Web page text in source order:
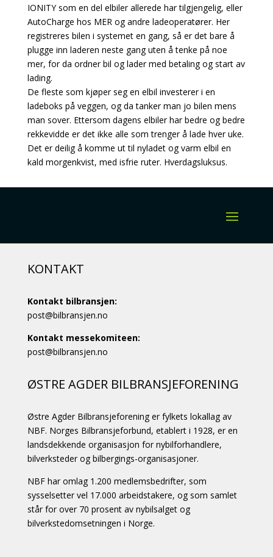
IONITY som en del elbiler allerede har tilgjengelig, eller
AutoCharge hos MER og andre ladeoperatører. Her
registreres bilen i systemet en gang, så er det bare å
plugge inn laderen neste gang uten å tenke på noe
mer, for da ordner bil og lader med betaling og start av
lading.
De fleste som kjøper seg en elbil investerer i en
ladeboks på veggen, og da tanker man jo bilen mens
man sover. Ettersom dagens elbiler har bedre og bedre
rekkevidde er det ikke alle som trenger å lade hver uke.
Det er deilig å komme ut til nyladet og varm elbil en
kald morgenkvist, med isfrie ruter. Hverdagsluksus.
KONTAKT
Kontakt bilbransjen:
post@bilbransjen.no
Kontakt messekomiteen:
post@bilbransjen.no
ØSTRE AGDER BILBRANSJEFORENING
Østre Agder Bilbransjeforening er fylkets lokallag av
NBF. Norges Bilbransjeforbund, etablert i 1928, er en
landsdekkende organisasjon for nybilforhandlere,
bilverksteder og bilbergings-organisasjoner.
NBF har omlag 1.200 medlemsbedrifter, som
sysselsetter vel 17.000 arbeidstakere, og som samlet
står for over 70 prosent av nybilsalget og
bilverkstedomsetningen i Norge.